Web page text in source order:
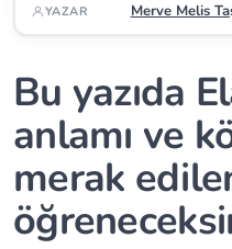
YAZAR Merve Melis
Bu yazıda
anlamı ve
merak